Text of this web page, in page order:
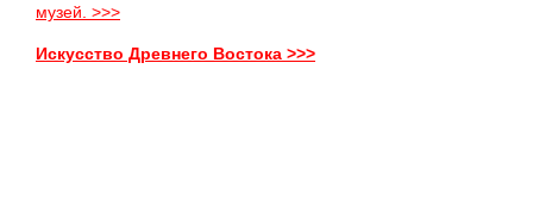
музей. >>>
Искусство Древнего Востока >>>